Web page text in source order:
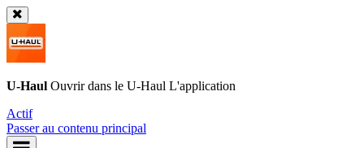
U-Haul Ouvrir dans le U-Haul L'application
Actif
Passer au contenu principal